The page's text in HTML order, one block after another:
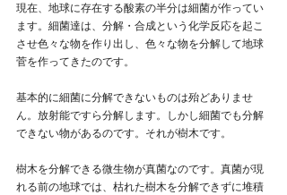
現在、地球に存在する酸素の半分は細菌が作ってい
ます。細菌達は、分解・合成という化学反応を起こ
させ色々な物を作り出し、色々な物を分解して地球
菅を作ってきたのです。
基本的に細菌に分解できないものは殆どありませ
ん。放射能ですら分解します。しかし細菌でも分解
できない物があるのです。それが樹木です。
樹木を分解できる微生物が真菌なのです。真菌が現
れる前の地球では、枯れた樹木を分解できずに堆積